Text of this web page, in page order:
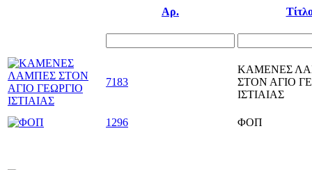
Αρ.
7183
ΚΑΜΕΝΕΣ
ΣΤΟΝ ΑΓΙΟ
ΙΣΤΙΑΙΑΣ
1296 ΦΟΠ